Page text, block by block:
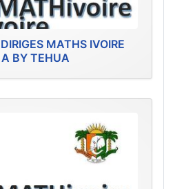
MATHS IVOIRE
BY TEHUA